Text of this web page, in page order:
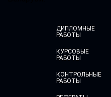
ДИПЛОМНЫЕ
РАБОТЫ
КУРСОВЫЕ
РАБОТЫ
КОНТРОЛЬНЫЕ
РАБОТЫ